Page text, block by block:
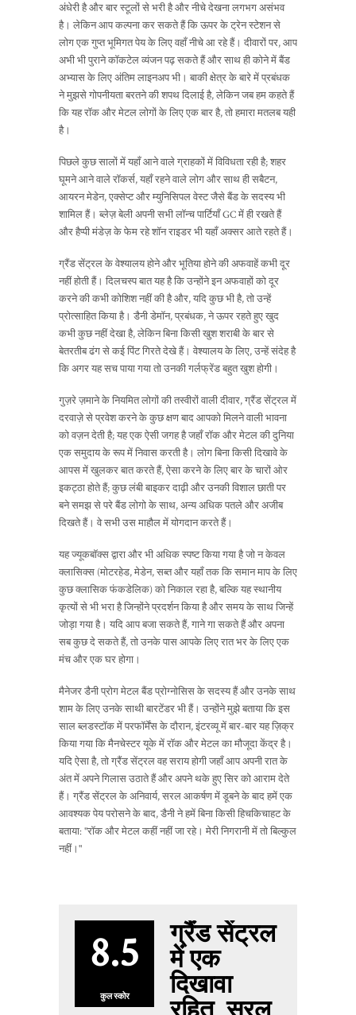
अंधेरी है और बार स्टूलों से भरी है और नीचे देखना लगभग असंभव
है। लेकिन आप कल्पना कर सकते हैं कि ऊपर के ट्रेन स्टेशन से
लोग एक गुप्त भूमिगत पेय के लिए वहाँ नीचे आ रहे हैं। दीवारों पर, आप
अभी भी पुराने कॉकटेल व्यंजन पढ़ सकते हैं और साथ ही कोने में बैंड
अभ्यास के लिए अंतिम लाइनअप भी। बाकी क्षेत्र के बारे में प्रबंधक
ने मुझसे गोपनीयता बरतने की शपथ दिलाई है, लेकिन जब हम कहते हैं
कि यह रॉक और मेटल लोगों के लिए एक बार है, तो हमारा मतलब यही
है।
पिछले कुछ सालों में यहाँ आने वाले ग्राहकों में विविधता रही है; शहर
घूमने आने वाले रॉकर्स, यहाँ रहने वाले लोग और साथ ही सबैटन,
आयरन मेडेन, एक्सेप्ट और म्युनिसिपल वेस्ट जैसे बैंड के सदस्य भी
शामिल हैं। ब्लेज़ बेली अपनी सभी लॉन्च पार्टियाँ GC में ही रखते हैं
और हैप्पी मंडेज़ के फेम रहे शॉन राइडर भी यहाँ अक्सर आते रहते हैं।
ग्रैंड सेंट्रल के वेश्यालय होने और भूतिया होने की अफवाहें कभी दूर
नहीं होती हैं। दिलचस्प बात यह है कि उन्होंने इन अफवाहों को दूर
करने की कभी कोशिश नहीं की है और, यदि कुछ भी है, तो उन्हें
प्रोत्साहित किया है। डैनी डेमॉन, प्रबंधक, ने ऊपर रहते हुए खुद
कभी कुछ नहीं देखा है, लेकिन बिना किसी खुश शराबी के बार से
बेतरतीब ढंग से कई पिंट गिरते देखे हैं। वेश्यालय के लिए, उन्हें संदेह है
कि अगर यह सच पाया गया तो उनकी गर्लफ्रेंड बहुत खुश होगी।
गुज़रे ज़माने के नियमित लोगों की तस्वीरों वाली दीवार, ग्रैंड सेंट्रल में
दरवाज़े से प्रवेश करने के कुछ क्षण बाद आपको मिलने वाली भावना
को वज़न देती है; यह एक ऐसी जगह है जहाँ रॉक और मेटल की दुनिया
एक समुदाय के रूप में निवास करती है। लोग बिना किसी दिखावे के
आपस में खुलकर बात करते हैं, ऐसा करने के लिए बार के चारों ओर
इकट्ठा होते हैं; कुछ लंबी बाइकर दाढ़ी और उनकी विशाल छाती पर
बने समझ से परे बैंड लोगो के साथ, अन्य अधिक पतले और अजीब
दिखते हैं। वे सभी उस माहौल में योगदान करते हैं।
यह ज्यूकबॉक्स द्वारा और भी अधिक स्पष्ट किया गया है जो न केवल
क्लासिक्स (मोटरहेड, मेडेन, सब्त और यहाँ तक कि समान माप के लिए
कुछ क्लासिक फंकडेलिक) को निकाल रहा है, बल्कि यह स्थानीय
कृत्यों से भी भरा है जिन्होंने प्रदर्शन किया है और समय के साथ जिन्हें
जोड़ा गया है। यदि आप बजा सकते हैं, गाने गा सकते हैं और अपना
सब कुछ दे सकते हैं, तो उनके पास आपके लिए रात भर के लिए एक
मंच और एक घर होगा।
मैनेजर डैनी प्रोग मेटल बैंड प्रोग्नोसिस के सदस्य हैं और उनके साथ
शाम के लिए उनके साथी बारटेंडर भी हैं। उन्होंने मुझे बताया कि इस
साल ब्लडस्टॉक में परफॉर्मेंस के दौरान, इंटरव्यू में बार-बार यह ज़िक्र
किया गया कि मैनचेस्टर यूके में रॉक और मेटल का मौजूदा केंद्र है।
यदि ऐसा है, तो ग्रैंड सेंट्रल वह सराय होगी जहाँ आप अपनी रात के
अंत में अपने गिलास उठाते हैं और अपने थके हुए सिर को आराम देते
हैं। ग्रैंड सेंट्रल के अनिवार्य, सरल आकर्षण में डूबने के बाद हमें एक
आवश्यक पेय परोसने के बाद, डैनी ने हमें बिना किसी हिचकिचाहट के
बताया: "रॉक और मेटल कहीं नहीं जा रहे। मेरी निगरानी में तो बिल्कुल
नहीं।"
8.5
कुल स्कोर
ग्रैंड सेंट्रल
में एक
दिखावा